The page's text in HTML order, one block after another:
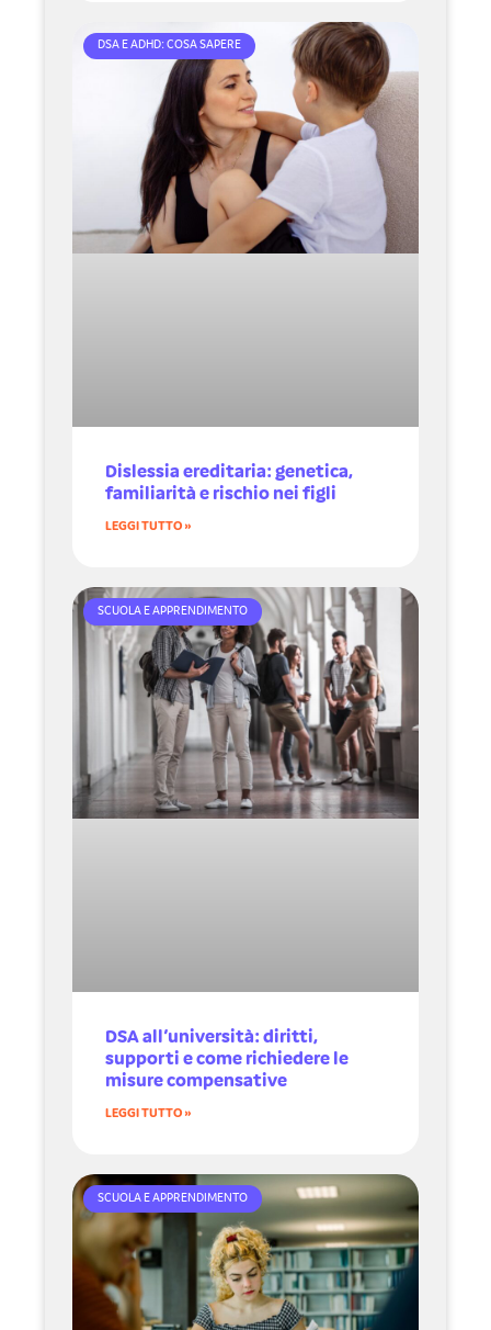
DSA E ADHD: COSA SAPERE
Dislessia ereditaria: genetica,
familiarità e rischio nei figli
LEGGI TUTTO »
SCUOLA E APPRENDIMENTO
DSA all’università: diritti,
supporti e come richiedere le
misure compensative
LEGGI TUTTO »
SCUOLA E APPRENDIMENTO